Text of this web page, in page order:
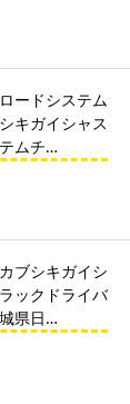
ードシステム
キガイシャス
ムチ…
ブシキガイシ
ックドライバ
県日…